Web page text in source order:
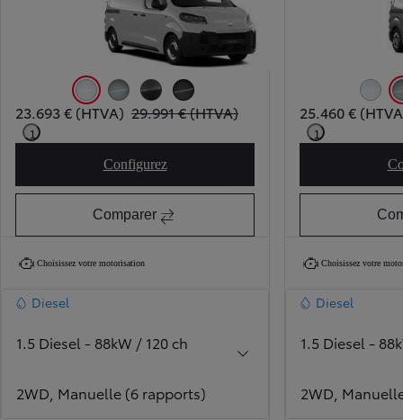
Icy White (EPR)
23.693 € (HTVA) 29.991 € (HTVA)
1
ConfigurezPROACE Active 1d
Comparer
Choisissez votre motorisation
Diesel
1.5 Diesel - 88kW / 120 ch
2WD, Manuelle (6 rapports)
Icy
25.460 €
1
Choisissez votre
Diesel
1.5 Diesel -
2WD,